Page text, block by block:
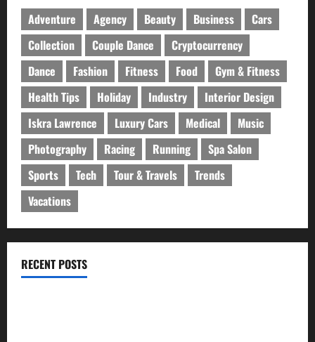
Adventure Agency Beauty Business
Cars
Collection
Couple Dance
Cryptocurrency
Dance
Fashion Fitness Food
Gym & Fitness
Health Tips
Holiday Industry
Interior Design
Iskra Lawrence
Luxury Cars Medical
Music
Photography
Racing Running
Spa Salon
Sports
Tech Tour & Travels
Trends
Vacations
RECENT POSTS